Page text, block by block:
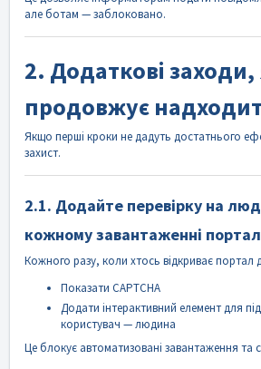
але ботам — заблоковано.
2. Додаткові
продовжує
Якщо перші кроки не дадуть достатнього
захист.
2.1. Додайте перевірку на
кожному завантаженні
Кожного разу, коли хтось відкриває портал
Показати CAPTCHA
Додати інтерактивний елемент для
користувач — людина
Це блокує автоматизовані завантаження та